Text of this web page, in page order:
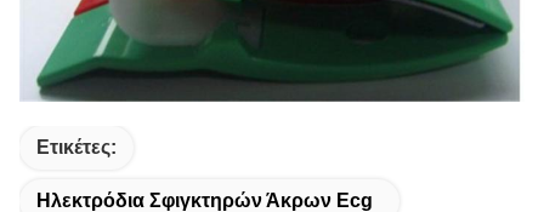
Ετικέτες:
Ηλεκτρόδια Σφιγκτηρών Άκρων Ecg